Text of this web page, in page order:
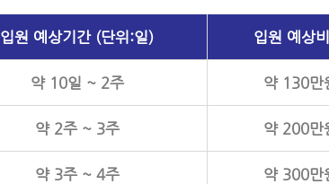
약 10일 ~ 2주 약 130만
약 2주 ~ 3주 약 200만
약 3주 ~ 4주 약 300만
입원 예상기간 (단위:일) 입원 예상